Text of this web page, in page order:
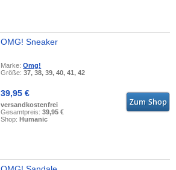
OMG! Sneaker
Marke:Omg!
Größe:37, 38, 39, 40, 41, 42
39,95 €
versandkostenfrei
Gesamtpreis:39,95 €
Shop:Humanic